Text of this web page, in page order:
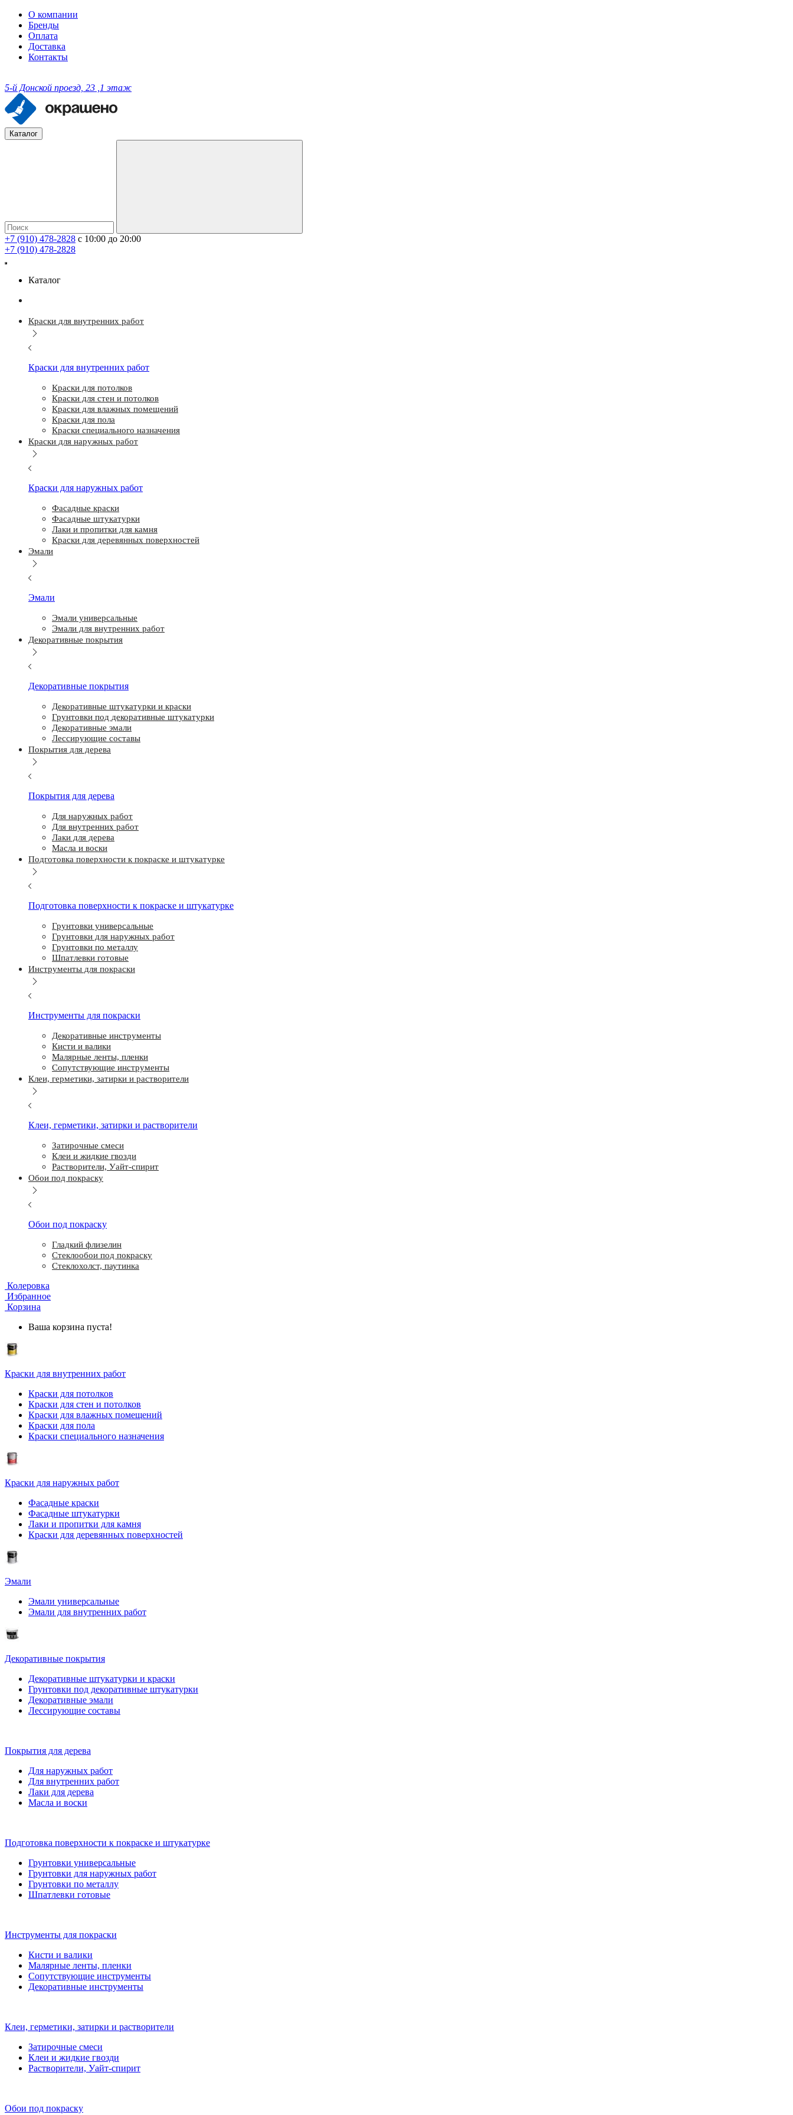
О компании
Бренды
Оплата
Доставка
Контакты
5-й Донской проезд, 23 ,1 этаж
Каталог
+7 (910) 478-2828 с 10:00 до 20:00
+7 (910) 478-2828
Каталог
Краски для внутренних работ
Краски для внутренних работ
Краски для потолков
Краски для стен и потолков
Краски для влажных помещений
Краски для пола
Краски специального назначения
Краски для наружных работ
Краски для наружных работ
Фасадные краски
Фасадные штукатурки
Лаки и пропитки для камня
Краски для деревянных поверхностей
Эмали
Эмали
Эмали универсальные
Эмали для внутренних работ
Декоративные покрытия
Декоративные покрытия
Декоративные штукатурки и краски
Грунтовки под декоративные штукатурки
Декоративные эмали
Лессирующие составы
Покрытия для дерева
Покрытия для дерева
Для наружных работ
Для внутренних работ
Лаки для дерева
Масла и воски
Подготовка поверхности к покраске и штукатурке
Подготовка поверхности к покраске и штукатурке
Грунтовки универсальные
Грунтовки для наружных работ
Грунтовки по металлу
Шпатлевки готовые
Инструменты для покраски
Инструменты для покраски
Декоративные инструменты
Кисти и валики
Малярные ленты, пленки
Сопутствующие инструменты
Клеи, герметики, затирки и растворители
Клеи, герметики, затирки и растворители
Затирочные смеси
Клеи и жидкие гвозди
Растворители, Уайт-спирит
Обои под покраску
Обои под покраску
Гладкий флизелин
Стеклообои под покраску
Стеклохолст, паутинка
Колеровка
Избранное
Корзина
Ваша корзина пуста!
Краски для внутренних работ
Краски для потолков
Краски для стен и потолков
Краски для влажных помещений
Краски для пола
Краски специального назначения
Краски для наружных работ
Фасадные краски
Фасадные штукатурки
Лаки и пропитки для камня
Краски для деревянных поверхностей
Эмали
Эмали универсальные
Эмали для внутренних работ
Декоративные покрытия
Декоративные штукатурки и краски
Грунтовки под декоративные штукатурки
Декоративные эмали
Лессирующие составы
Покрытия для дерева
Для наружных работ
Для внутренних работ
Лаки для дерева
Масла и воски
Подготовка поверхности к покраске и штукатурке
Грунтовки универсальные
Грунтовки для наружных работ
Грунтовки по металлу
Шпатлевки готовые
Инструменты для покраски
Кисти и валики
Малярные ленты, пленки
Сопутствующие инструменты
Декоративные инструменты
Клеи, герметики, затирки и растворители
Затирочные смеси
Клеи и жидкие гвозди
Растворители, Уайт-спирит
Обои под покраску